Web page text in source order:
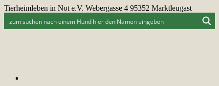
Tierheimleben in Not e.V. Webergasse 4 95352 Marktleugast